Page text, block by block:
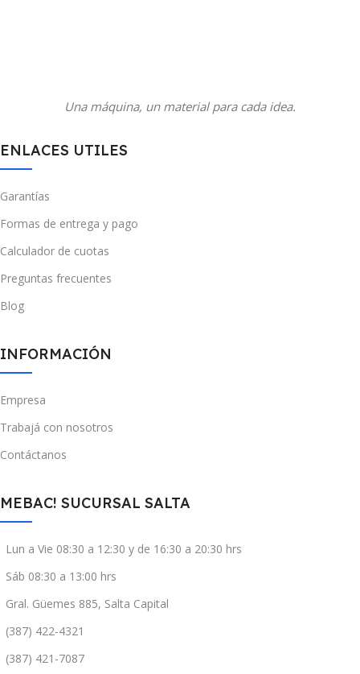
Una máquina, un material para cada idea.
ENLACES UTILES
Garantías
Formas de entrega y pago
Calculador de cuotas
Preguntas frecuentes
Blog
INFORMACIÓN
Empresa
Trabajá con nosotros
Contáctanos
MEBAC! SUCURSAL SALTA
Lun a Vie 08:30 a 12:30 y de 16:30 a 20:30 hrs
Sáb 08:30 a 13:00 hrs
Gral. Güemes 885, Salta Capital
(387) 422-4321
(387) 421-7087